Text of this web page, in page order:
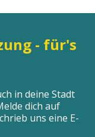
- für's
in deine Stadt
dich auf
uns eine E-